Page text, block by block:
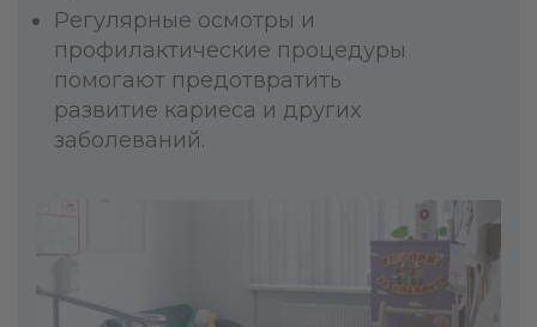
Регулярные осмотры и
профилактические процедуры
помогают предотвратить
развитие кариеса и других
заболеваний.